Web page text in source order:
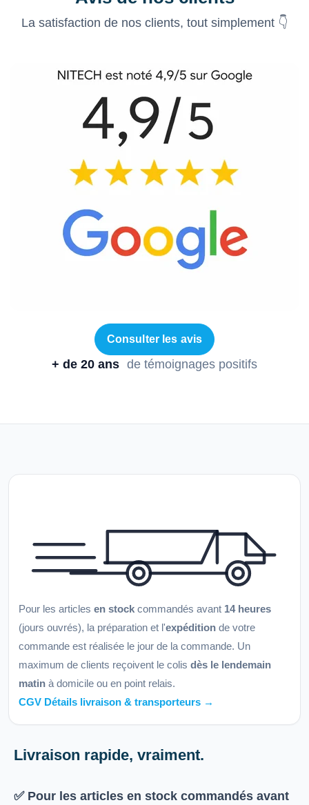
La satisfaction de nos clients, tout simplement 👇
Consulter les avis
+ de 20 ans de témoignages positifs
Pour les articles en stock commandés avant 14 heures
(jours ouvrés), la préparation et l'expédition de votre
commande est réalisée le jour de la commande. Un
maximum de clients reçoivent le colis dès le lendemain
matin à domicile ou en point relais.
CGV Détails livraison & transporteurs →
Livraison rapide, vraiment.
✅ Pour les articles en stock commandés avant